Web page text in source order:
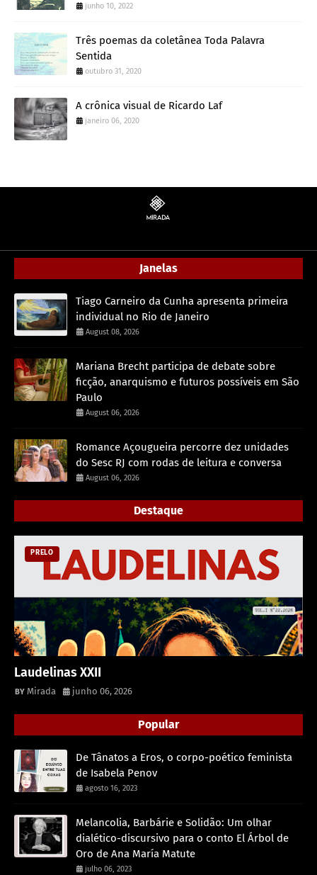
junho 10, 2022
Três poemas da coletânea Toda Palavra
Sentida
outubro 31, 2020
A crônica visual de Ricardo Laf
janeiro 06, 2020
Janelas
Tiago Carneiro da Cunha apresenta primeira
individual no Rio de Janeiro
August 08, 2026
Mariana Brecht participa de debate sobre
ficção, anarquismo e futuros possíveis em São
Paulo
August 06, 2026
Romance Açougueira percorre dez unidades
do Sesc RJ com rodas de leitura e conversa
August 06, 2026
Destaque
PRELO
Laudelinas XXII
Mirada junho 06, 2026
Popular
De Tânatos a Eros, o corpo-poético feminista
de Isabela Penov
agosto 16, 2023
Melancolia, Barbárie e Solidão: Um olhar
dialético-discursivo para o conto El Árbol de
Oro de Ana María Matute
julho 06, 2023